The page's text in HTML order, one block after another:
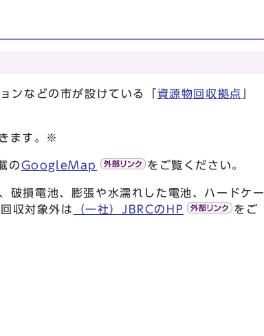
ンなどの市が設けている「 資源物回収拠点
きます。※
のGoogleMap をご覧ください。
破損電池、膨張や水濡れした電池、ハードケー
収対象外は
（一社）JBRCのHP
をご